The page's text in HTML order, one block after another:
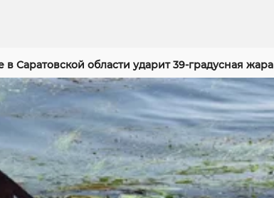
в Саратовской области ударит 39-градусная жара